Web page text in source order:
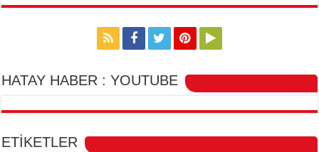
HATAY HABER : YOUTUBE
ETİKETLER